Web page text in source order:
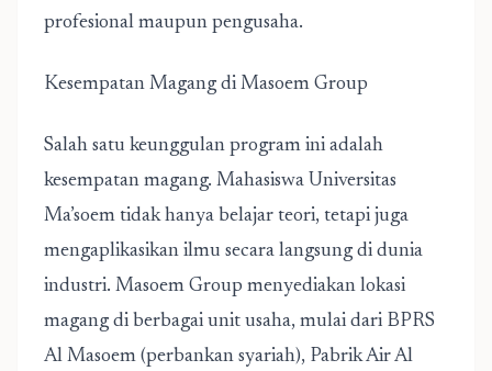
profesional maupun pengusaha.
Kesempatan Magang di Masoem Group
Salah satu keunggulan program ini adalah
kesempatan magang. Mahasiswa Universitas
Ma’soem tidak hanya belajar teori, tetapi juga
mengaplikasikan ilmu secara langsung di dunia
industri. Masoem Group menyediakan lokasi
magang di berbagai unit usaha, mulai dari BPRS
Al Masoem (perbankan syariah), Pabrik Air Al